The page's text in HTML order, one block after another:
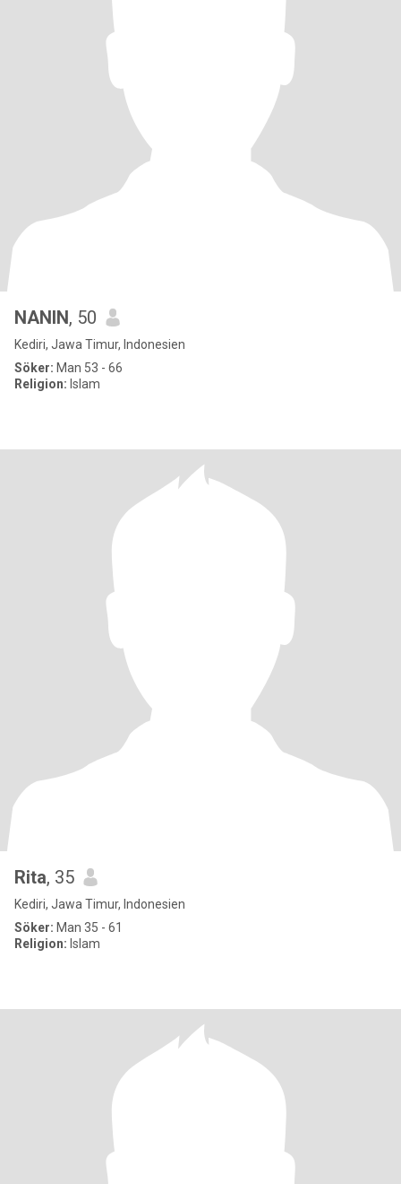
NANIN, 50
Kediri, Jawa Timur, Indonesien
Söker: Man 53 - 66
Religion: Islam
Rita, 35
Kediri, Jawa Timur, Indonesien
Söker: Man 35 - 61
Religion: Islam